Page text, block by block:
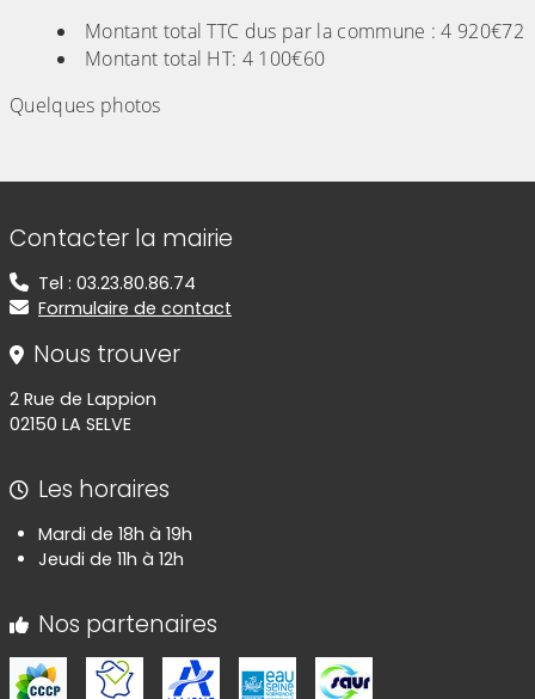
Montant total TTC dus par la commune : 4 920€72
Montant total HT: 4 100€60
Quelques photos
Informations de contact
Contacter la mairie
Tel : 03.23.80.86.74
Formulaire de contact
Nous trouver
2 Rue de Lappion
02150 LA SELVE
Les horaires
Mardi de 18h à 19h
Jeudi de 11h à 12h
Nos partenaires